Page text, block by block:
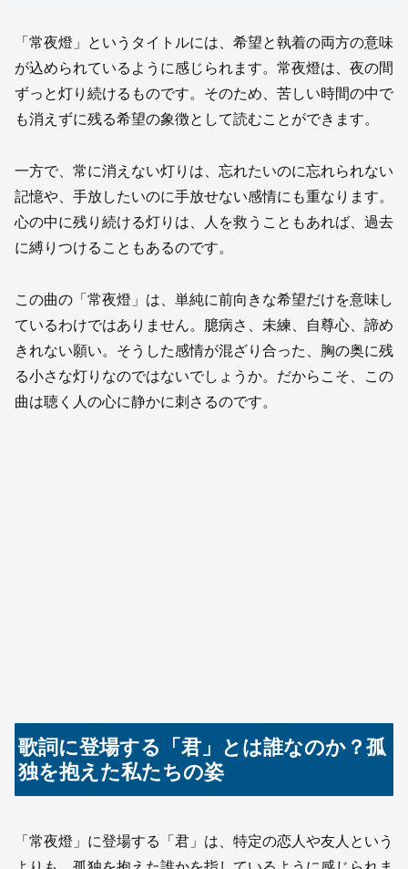
「常夜燈」というタイトルには、希望と執着の両方の意味
が込められているように感じられます。常夜燈は、夜の間
ずっと灯り続けるものです。そのため、苦しい時間の中で
も消えずに残る希望の象徴として読むことができます。
一方で、常に消えない灯りは、忘れたいのに忘れられない
記憶や、手放したいのに手放せない感情にも重なります。
心の中に残り続ける灯りは、人を救うこともあれば、過去
に縛りつけることもあるのです。
この曲の「常夜燈」は、単純に前向きな希望だけを意味し
ているわけではありません。臆病さ、未練、自尊心、諦め
きれない願い。そうした感情が混ざり合った、胸の奥に残
る小さな灯りなのではないでしょうか。だからこそ、この
曲は聴く人の心に静かに刺さるのです。
歌詞に登場する「君」とは誰なのか？孤
独を抱えた私たちの姿
「常夜燈」に登場する「君」は、特定の恋人や友人という